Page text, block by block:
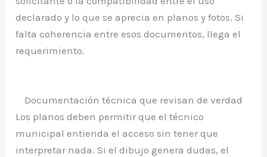
declarado y lo que se aprecia en planos y fotos. Si
falta coherencia entre esos documentos, llega el
requerimiento.
Documentación técnica que revisan de verdad
Los planos deben permitir que el técnico
municipal entienda el acceso sin tener que
interpretar nada. Si el dibujo genera dudas, el